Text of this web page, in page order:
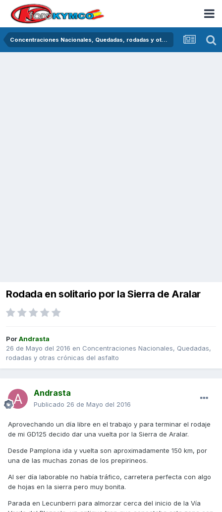
Concentraciones Nacionales, Quedadas, rodadas y otras crónicas del asfalto
Rodada en solitario por la Sierra de Aralar
PorAndrasta
26 de Mayo del 2016 en Concentraciones Nacionales, Quedadas,
rodadas y otras crónicas del asfalto
Andrasta
Publicado 26 de Mayo del 2016
Aprovechando un día libre en el trabajo y para terminar el rodaje
de mi GD125 decido dar una vuelta por la Sierra de Aralar.
Desde Pamplona ida y vuelta son aproximadamente 150 km, por
una de las muchas zonas de los prepirineos.
Al ser día laborable no había tráfico, carretera perfecta con algo
de hojas en la sierra pero muy bonita.
Parada en Lecunberri para almorzar cerca del inicio de la Vía